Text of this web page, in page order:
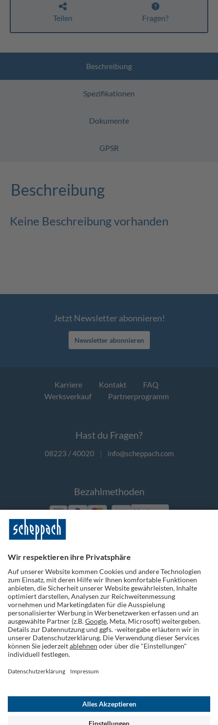
Teilen Fragen?
Beschreibung
Spezifikationen
Dokumente
GPSR
Beschreibung
Keine Beschreibung vorhanden
Jetzt Newsletter abonnieren!
Newsletter abonnieren
Karriere Kontakt
FAQ
Werksverkauf
Partnerprogramm
Hast du Fragen?
08223 / 40020 | info@scheppach.com
Bezahlmethoden
Vorkasse
Folge uns auf Social Media
Widerruf einreichen